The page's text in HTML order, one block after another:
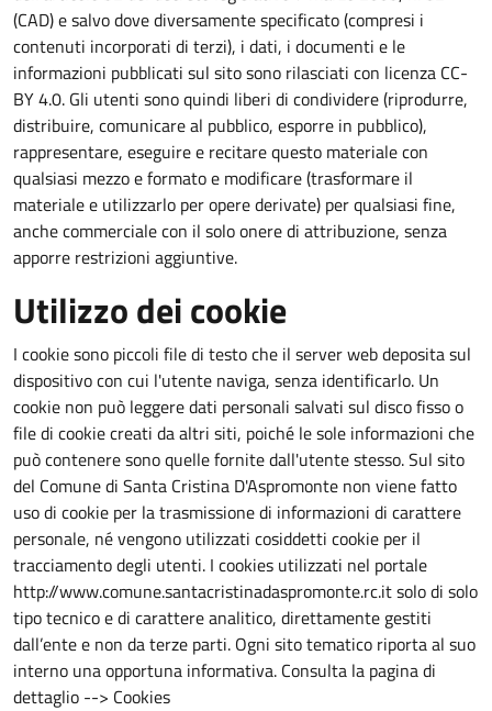
(CAD) e salvo dove diversamente specificato (compresi i
contenuti incorporati di terzi), i dati, i documenti e le
informazioni pubblicati sul sito sono rilasciati con licenza CC-
BY 4.0. Gli utenti sono quindi liberi di condividere (riprodurre,
distribuire, comunicare al pubblico, esporre in pubblico),
rappresentare, eseguire e recitare questo materiale con
qualsiasi mezzo e formato e modificare (trasformare il
materiale e utilizzarlo per opere derivate) per qualsiasi fine,
anche commerciale con il solo onere di attribuzione, senza
apporre restrizioni aggiuntive.
Utilizzo dei cookie
I cookie sono piccoli file di testo che il server web deposita sul
dispositivo con cui l'utente naviga, senza identificarlo. Un
cookie non può leggere dati personali salvati sul disco fisso o
file di cookie creati da altri siti, poiché le sole informazioni che
può contenere sono quelle fornite dall'utente stesso. Sul sito
del Comune di Santa Cristina D'Aspromonte non viene fatto
uso di cookie per la trasmissione di informazioni di carattere
personale, né vengono utilizzati cosiddetti cookie per il
tracciamento degli utenti. I cookies utilizzati nel portale
http://www.comune.santacristinadaspromonte.rc.it solo di solo
tipo tecnico e di carattere analitico, direttamente gestiti
dall’ente e non da terze parti. Ogni sito tematico riporta al suo
interno una opportuna informativa. Consulta la pagina di
dettaglio --> Cookies